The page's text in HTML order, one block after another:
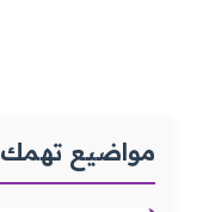
مواضيع تهمك